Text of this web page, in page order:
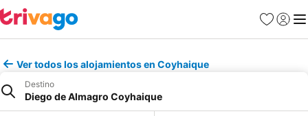
Favoritos
Iniciar
Ver todos los alojamientos en Coyhaique
Destino
Diego de Almagro Coyhaique